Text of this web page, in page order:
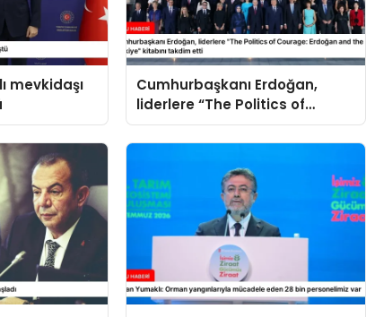
mevkidaşı
Cumhurbaşkanı Erdoğan,
liderlere “The Politics of
Courage: Erdoğan and the
Rise of Türkiye” kitabını